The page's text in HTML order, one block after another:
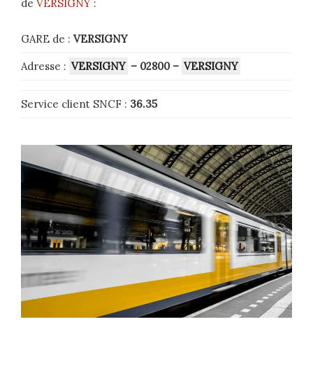
de VERSIGNY :
GARE de : VERSIGNY
Adresse : VERSIGNY – 02800 – VERSIGNY
Service client SNCF : 36.35